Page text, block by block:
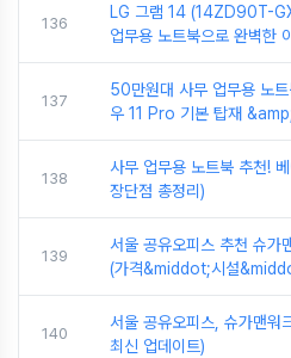
136
LG 그램 14 (14ZD90T-
업무용 노트북으로 완벽한
137
50만원대 사무 업무용 노
우 11 Pro 기본 탑재
138
사무 업무용 노트북 추천!
장단점 총정리)
139
서울 공유오피스 추천 슈가
(가격&middot;시설
140
서울 공유오피스, 슈가맨
최신 업데이트)